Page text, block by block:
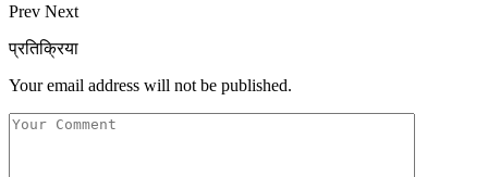
Prev Next
प्रतिक्रिया
Your email address will not be published.